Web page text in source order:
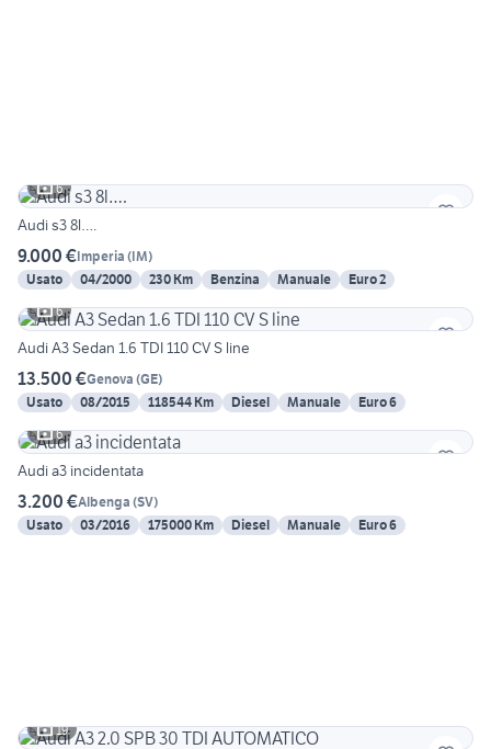
6
Audi s3 8l….
9.000 €Imperia (IM)
Usato
04/2000 230 Km Benzina Manuale
Euro 2
6
Audi A3 Sedan 1.6 TDI 110 CV S line
13.500 €Genova (GE)
Usato
08/2015 118544 Km Diesel Manuale
Euro 6
6
Audi a3 incidentata
3.200 €Albenga (SV)
Usato
03/2016 175000 Km Diesel Manuale Euro 6
19